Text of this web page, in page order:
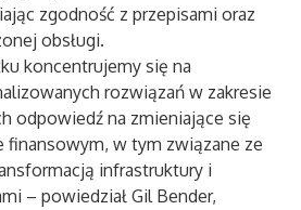
zgodność z przepisami oraz
obsługi.
koncentrujemy się na
rozwiązań w zakresie
odpowiedź na zmieniające się
finansowym, w tym związane ze
infrastruktury i
– powiedział Gil Bender,